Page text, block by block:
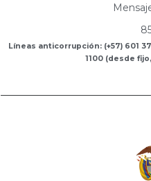
Líneas anticorrupción: (+57) 601
1100 (desde